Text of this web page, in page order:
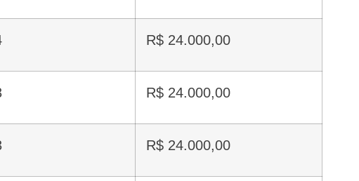
R$ 24.000,00
R$ 24.000,00
R$ 24.000,00